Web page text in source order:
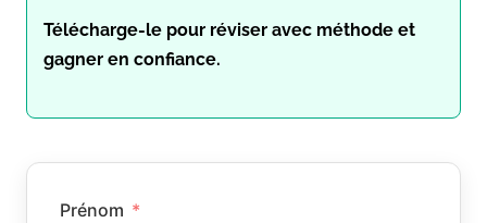
Télécharge-le pour réviser avec méthode et
gagner en confiance.
Prénom